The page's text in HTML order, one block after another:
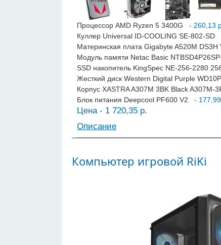
Процессор AMD Ryzen 5 3400G
- 260,13
Куллер Universal ID-COOLING SE-802-SD
Материнская плата Gigabyte A520M DS3H
Модуль памяти Netac Basic
SSD накопитель KingSpec NE-256-2280
Жесткий диск Western Digital Purple
Корпус XASTRA A307M 3BK Black A307M-
Блок питания Deepcool PF600 V2
- 177,99
Цена - 1 720,35 р.
Описание
Компьютер игровой RiKi